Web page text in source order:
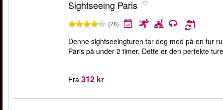
Sightseeing Paris
(28)
Denne sightseeingturen tar deg med på en tur
Paris på under 2 timer. Dette er den perfekte
Fra 312 kr